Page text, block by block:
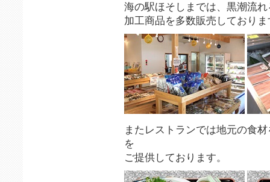
海の駅ほそしまでは、黒潮流
加工商品を多数販売しておりま
またレストランでは地元の食
を
ご提供しております。